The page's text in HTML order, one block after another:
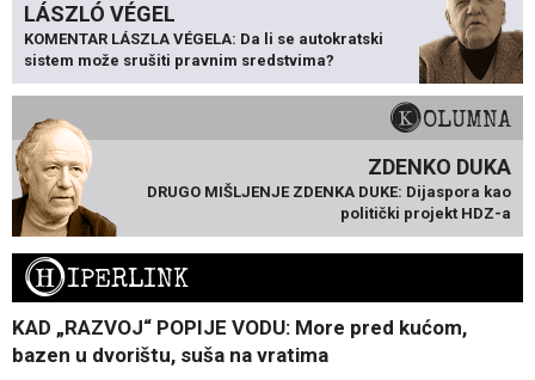
LÁSZLÓ VÉGEL
KOMENTAR LÁSZLA VÉGELA: Da li se autokratski
sistem može srušiti pravnim sredstvima?
KOLUMNA
ZDENKO DUKA
DRUGO MIŠLJENJE ZDENKA DUKE: Dijaspora kao
politički projekt HDZ-a
HIPERLINK
KAD „RAZVOJ“ POPIJE VODU: More pred kućom,
bazen u dvorištu, suša na vratima